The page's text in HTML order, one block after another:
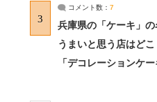
3
コメント数： 7
兵庫県の「ケーキ」
うまいと思う店はど
「デコレーションケー